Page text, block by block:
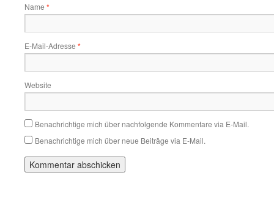
Name *
E-Mail-Adresse *
Website
Benachrichtige mich über nachfolgende Kommentare via E-Mail.
Benachrichtige mich über neue Beiträge via E-Mail.